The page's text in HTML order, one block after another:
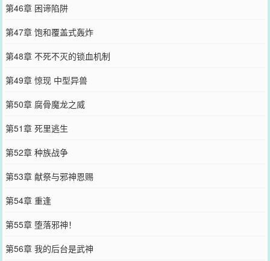
第46章 困谛陷阱
第47章 饱和覆盖式轰炸
第48章 不死不灭的锁血机制
第49章 惊现 中型异兽
第50章 腐骨魔龙之威
第51章 死里逃生
第52章 种族战争
第53章 献祭与邪神恩赐
第54章 重逢
第55章 堕落邪神！
第56章 我的后台是武神